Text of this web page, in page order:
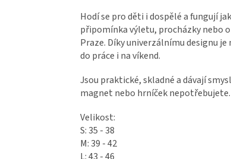
Hodí se pro děti i dospělé a fungují
připomínka výletu, procházky nebo
Praze. Díky univerzálnímu designu
do práce i na víkend.
Jsou praktické, skladné a dávají
magnet nebo hrníček nepotřebujete.
Velikost:
S: 35 - 38
M: 39 - 42